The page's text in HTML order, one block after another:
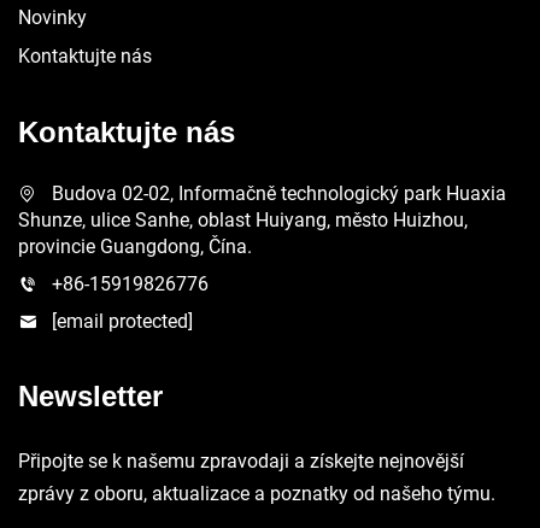
Novinky
Kontaktujte nás
Kontaktujte nás
Budova 02-02, Informačně technologický park Huaxia
Shunze, ulice Sanhe, oblast Huiyang, město Huizhou,
provincie Guangdong, Čína.
+86-15919826776
[email protected]
Newsletter
Připojte se k našemu zpravodaji a získejte nejnovější
zprávy z oboru, aktualizace a poznatky od našeho týmu.